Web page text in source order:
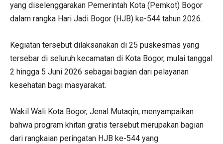
yang diselenggarakan Pemerintah Kota (Pemkot) Bogor
dalam rangka Hari Jadi Bogor (HJB) ke-544 tahun 2026.
Kegiatan tersebut dilaksanakan di 25 puskesmas yang
tersebar di seluruh kecamatan di Kota Bogor, mulai tanggal
2 hingga 5 Juni 2026 sebagai bagian dari pelayanan
kesehatan bagi masyarakat.
Wakil Wali Kota Bogor, Jenal Mutaqin, menyampaikan
bahwa program khitan gratis tersebut merupakan bagian
dari rangkaian peringatan HJB ke-544 yang